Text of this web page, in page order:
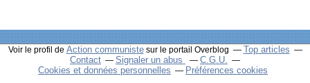
Voir le profil de Action communistesur le portail Overblog
Top articles
Contact
Signaler un abus
C.G.U.
Cookies et données personnelles
Préférences cookies